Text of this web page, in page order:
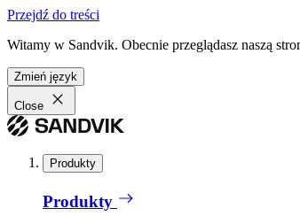
Przejdź do treści
Witamy w Sandvik. Obecnie przeglądasz naszą
Zmień język
Close
Produkty
Produkty